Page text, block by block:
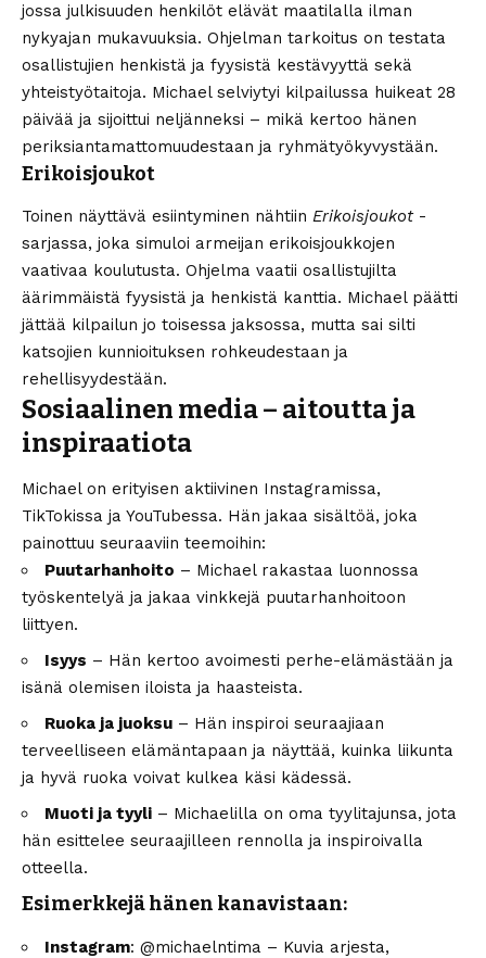
jossa julkisuuden henkilöt elävät maatilalla ilman
nykyajan mukavuuksia. Ohjelman tarkoitus on testata
osallistujien henkistä ja fyysistä kestävyyttä sekä
yhteistyötaitoja. Michael selviytyi kilpailussa huikeat 28
päivää ja sijoittui neljänneksi – mikä kertoo hänen
periksiantamattomuudestaan ja ryhmätyökyvystään.
Erikoisjoukot
Toinen näyttävä esiintyminen nähtiin Erikoisjoukot-
sarjassa, joka simuloi armeijan erikoisjoukkojen
vaativaa koulutusta. Ohjelma vaatii osallistujilta
äärimmäistä fyysistä ja henkistä kanttia. Michael päätti
jättää kilpailun jo toisessa jaksossa, mutta sai silti
katsojien kunnioituksen rohkeudestaan ja
rehellisyydestään.
Sosiaalinen media – aitoutta ja
inspiraatiota
Michael on erityisen aktiivinen Instagramissa,
TikTokissa ja YouTubessa. Hän jakaa sisältöä, joka
painottuu seuraaviin teemoihin:
Puutarhanhoito – Michael rakastaa luonnossa
työskentelyä ja jakaa vinkkejä puutarhanhoitoon
liittyen.
Isyys – Hän kertoo avoimesti perhe-elämästään ja
isänä olemisen iloista ja haasteista.
Ruoka ja juoksu – Hän inspiroi seuraajiaan
terveelliseen elämäntapaan ja näyttää, kuinka liikunta
ja hyvä ruoka voivat kulkea käsi kädessä.
Muoti ja tyyli – Michaelilla on oma tyylitajunsa, jota
hän esittelee seuraajilleen rennolla ja inspiroivalla
otteella.
Esimerkkejä hänen kanavistaan:
Instagram: @michaelntima – Kuvia arjesta,